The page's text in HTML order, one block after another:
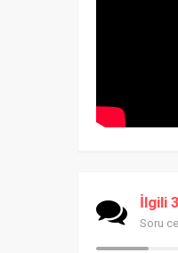
İlgili
Soru